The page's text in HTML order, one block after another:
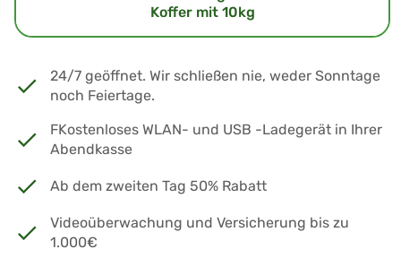
Koffer mit 10kg
24/7 geöffnet. Wir schließen nie, weder Sonntage
noch Feiertage.
FKostenloses WLAN- und USB -Ladegerät in Ihrer
Abendkasse
Ab dem zweiten Tag 50% Rabatt
Videoüberwachung und Versicherung bis zu
1.000€